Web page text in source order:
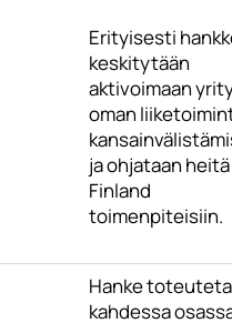
Erityisesti
keskitytään
aktivoimaan
oman
ja ohjataan heitä
Finland
toimenpiteisiin.
Hanke
kahdessa